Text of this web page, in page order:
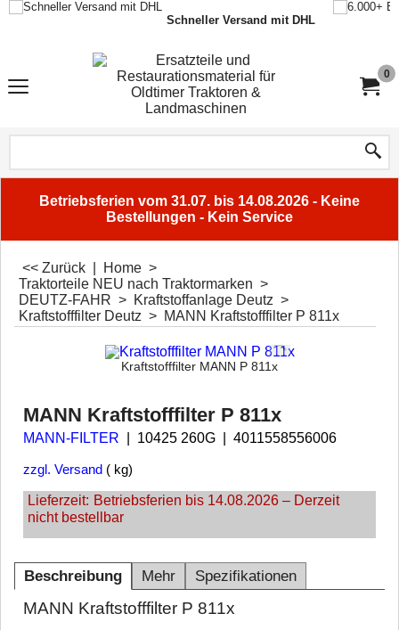
Schneller Versand mit DHL
0
Betriebsferien vom 31.07. bis 14.08.2026 - Keine
Bestellungen - Kein Service
<< Zurück Home >
Traktorteile NEU nach Traktormarken >
DEUTZ-FAHR > Kraftstoffanlage Deutz >
Kraftstofffilter Deutz > MANN Kraftstofffilter P 811x
Kraftstofffilter MANN P 811x
MANN Kraftstofffilter P 811x
MANN-FILTER 10425 260G 4011558556006
zzgl. Versand kg
Lieferzeit: Betriebsferien bis 14.08.2026 – Derzeit
nicht bestellbar
Beschreibung Mehr Spezifikationen
MANN Kraftstofffilter P 811x